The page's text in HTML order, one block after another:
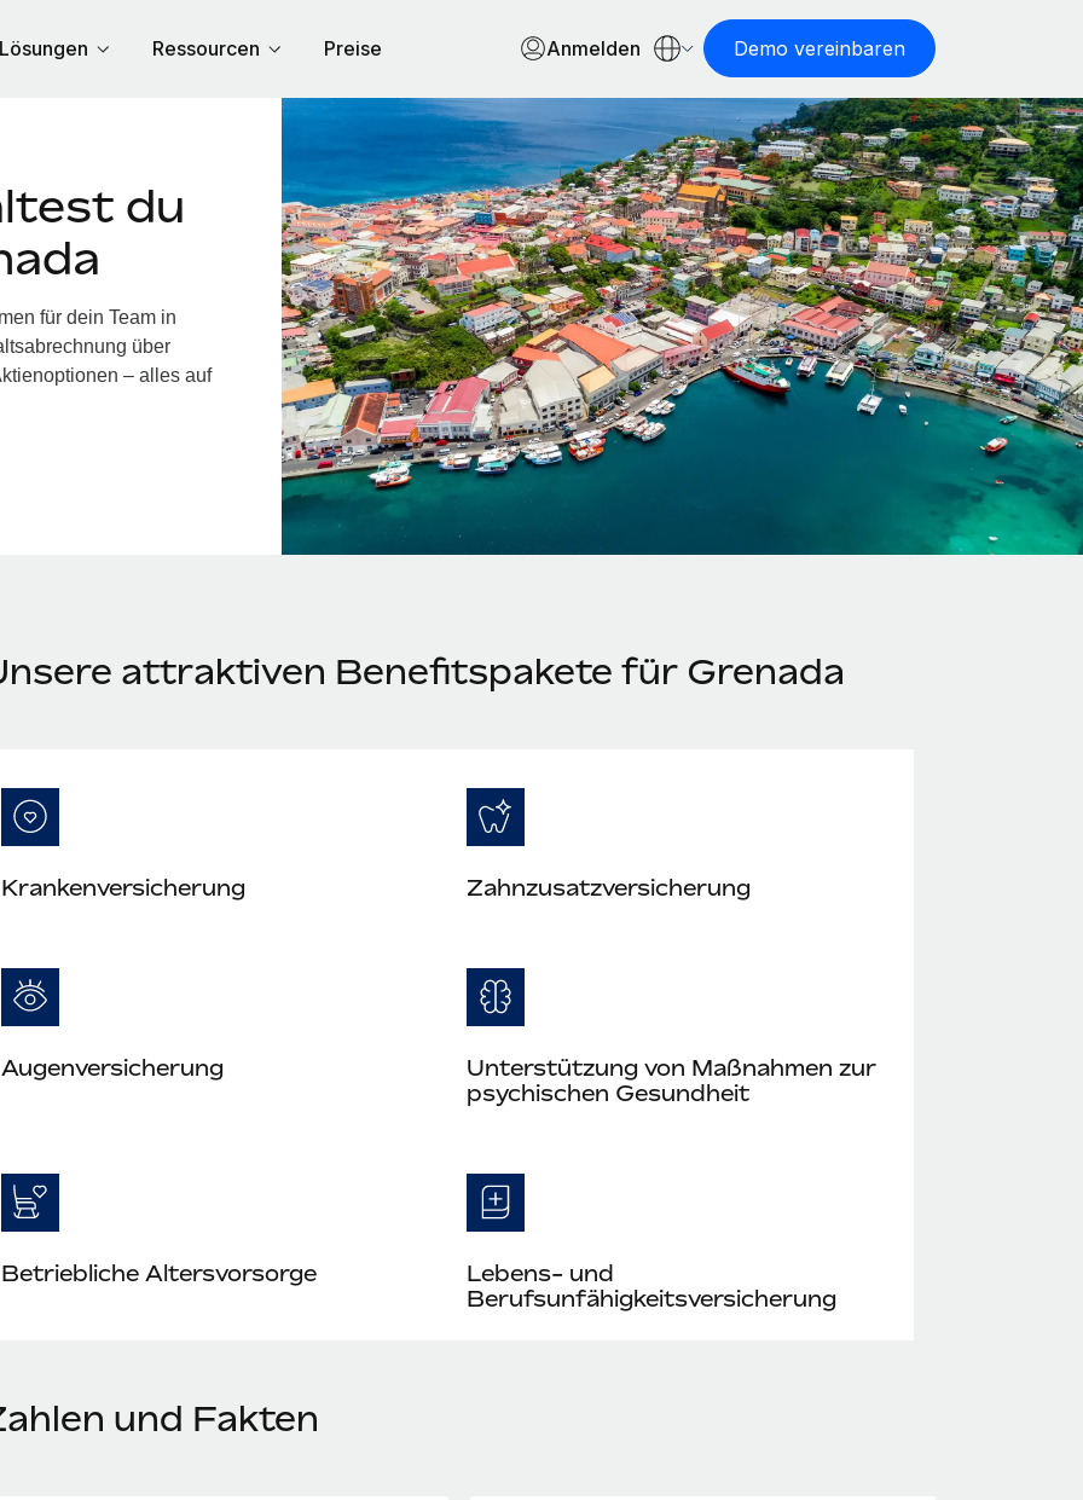
Lösungen Ressourcen Preise Anmelden Demo vereinbaren
du
für dein Team in
über
– alles auf
attraktiven Benefitspakete für Grenada
Krankenversicherung Zahnzusatzversicherung
Augenversicherung
Unterstützung von Maßnahmen zur
psychischen Gesundheit
Betriebliche Altersvorsorge
Lebens- und
Berufsunfähigkeitsversicherung
und Fakten